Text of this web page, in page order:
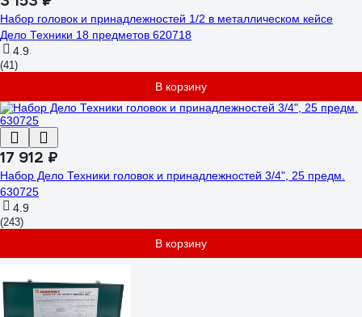
Набор головок и принадлежностей 1/2 в металлическом кейсе
Дело Техники 18 предметов 620718
4.9
(41)
В корзину
17 912 ₽
Набор Дело Техники головок и принадлежностей 3/4", 25 предм.
630725
4.9
(243)
В корзину